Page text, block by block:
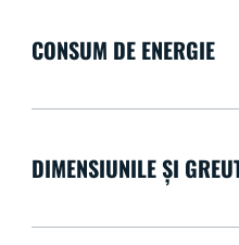
CONSUM DE ENERGIE
DIMENSIUNILE ȘI